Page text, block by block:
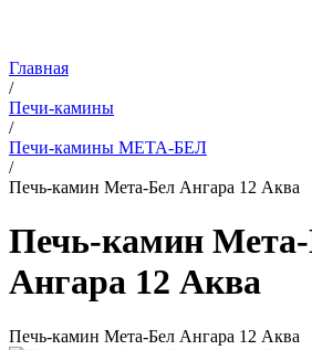
Главная
/
Печи-камины
/
Печи-камины МЕТА-БЕЛ
/
Печь-камин Мета-Бел Ангара 12 Аква
Печь-камин
Ангара 12 Аква
Печь-камин Мета-Бел Ангара 12 Аква